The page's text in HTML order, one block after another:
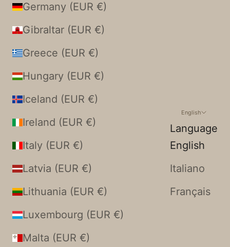
Germany (EUR €)
Gibraltar (EUR €)
Greece (EUR €)
Hungary (EUR €)
Iceland (EUR €)
Ireland (EUR €)
Italy (EUR €)
Latvia (EUR €)
Lithuania (EUR €)
Luxembourg (EUR €)
Malta (EUR €)
English
Language
English
Italiano
Français